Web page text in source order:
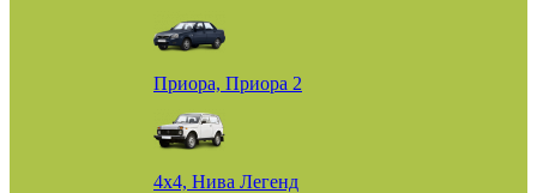
Приора, Приора 2
4х4, Нива Легенд